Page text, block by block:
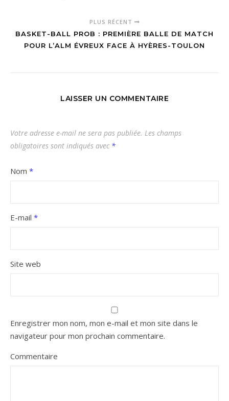
PLUS RÉCENT
BASKET-BALL PROB : PREMIÈRE BALLE DE MATCH
POUR L’ALM ÉVREUX FACE À HYÈRES-TOULON
LAISSER UN COMMENTAIRE
Votre adresse e-mail ne sera pas publiée. Les champs
obligatoires sont indiqués avec *
Nom *
E-mail *
Site web
Enregistrer mon nom, mon e-mail et mon site dans le
navigateur pour mon prochain commentaire.
Commentaire